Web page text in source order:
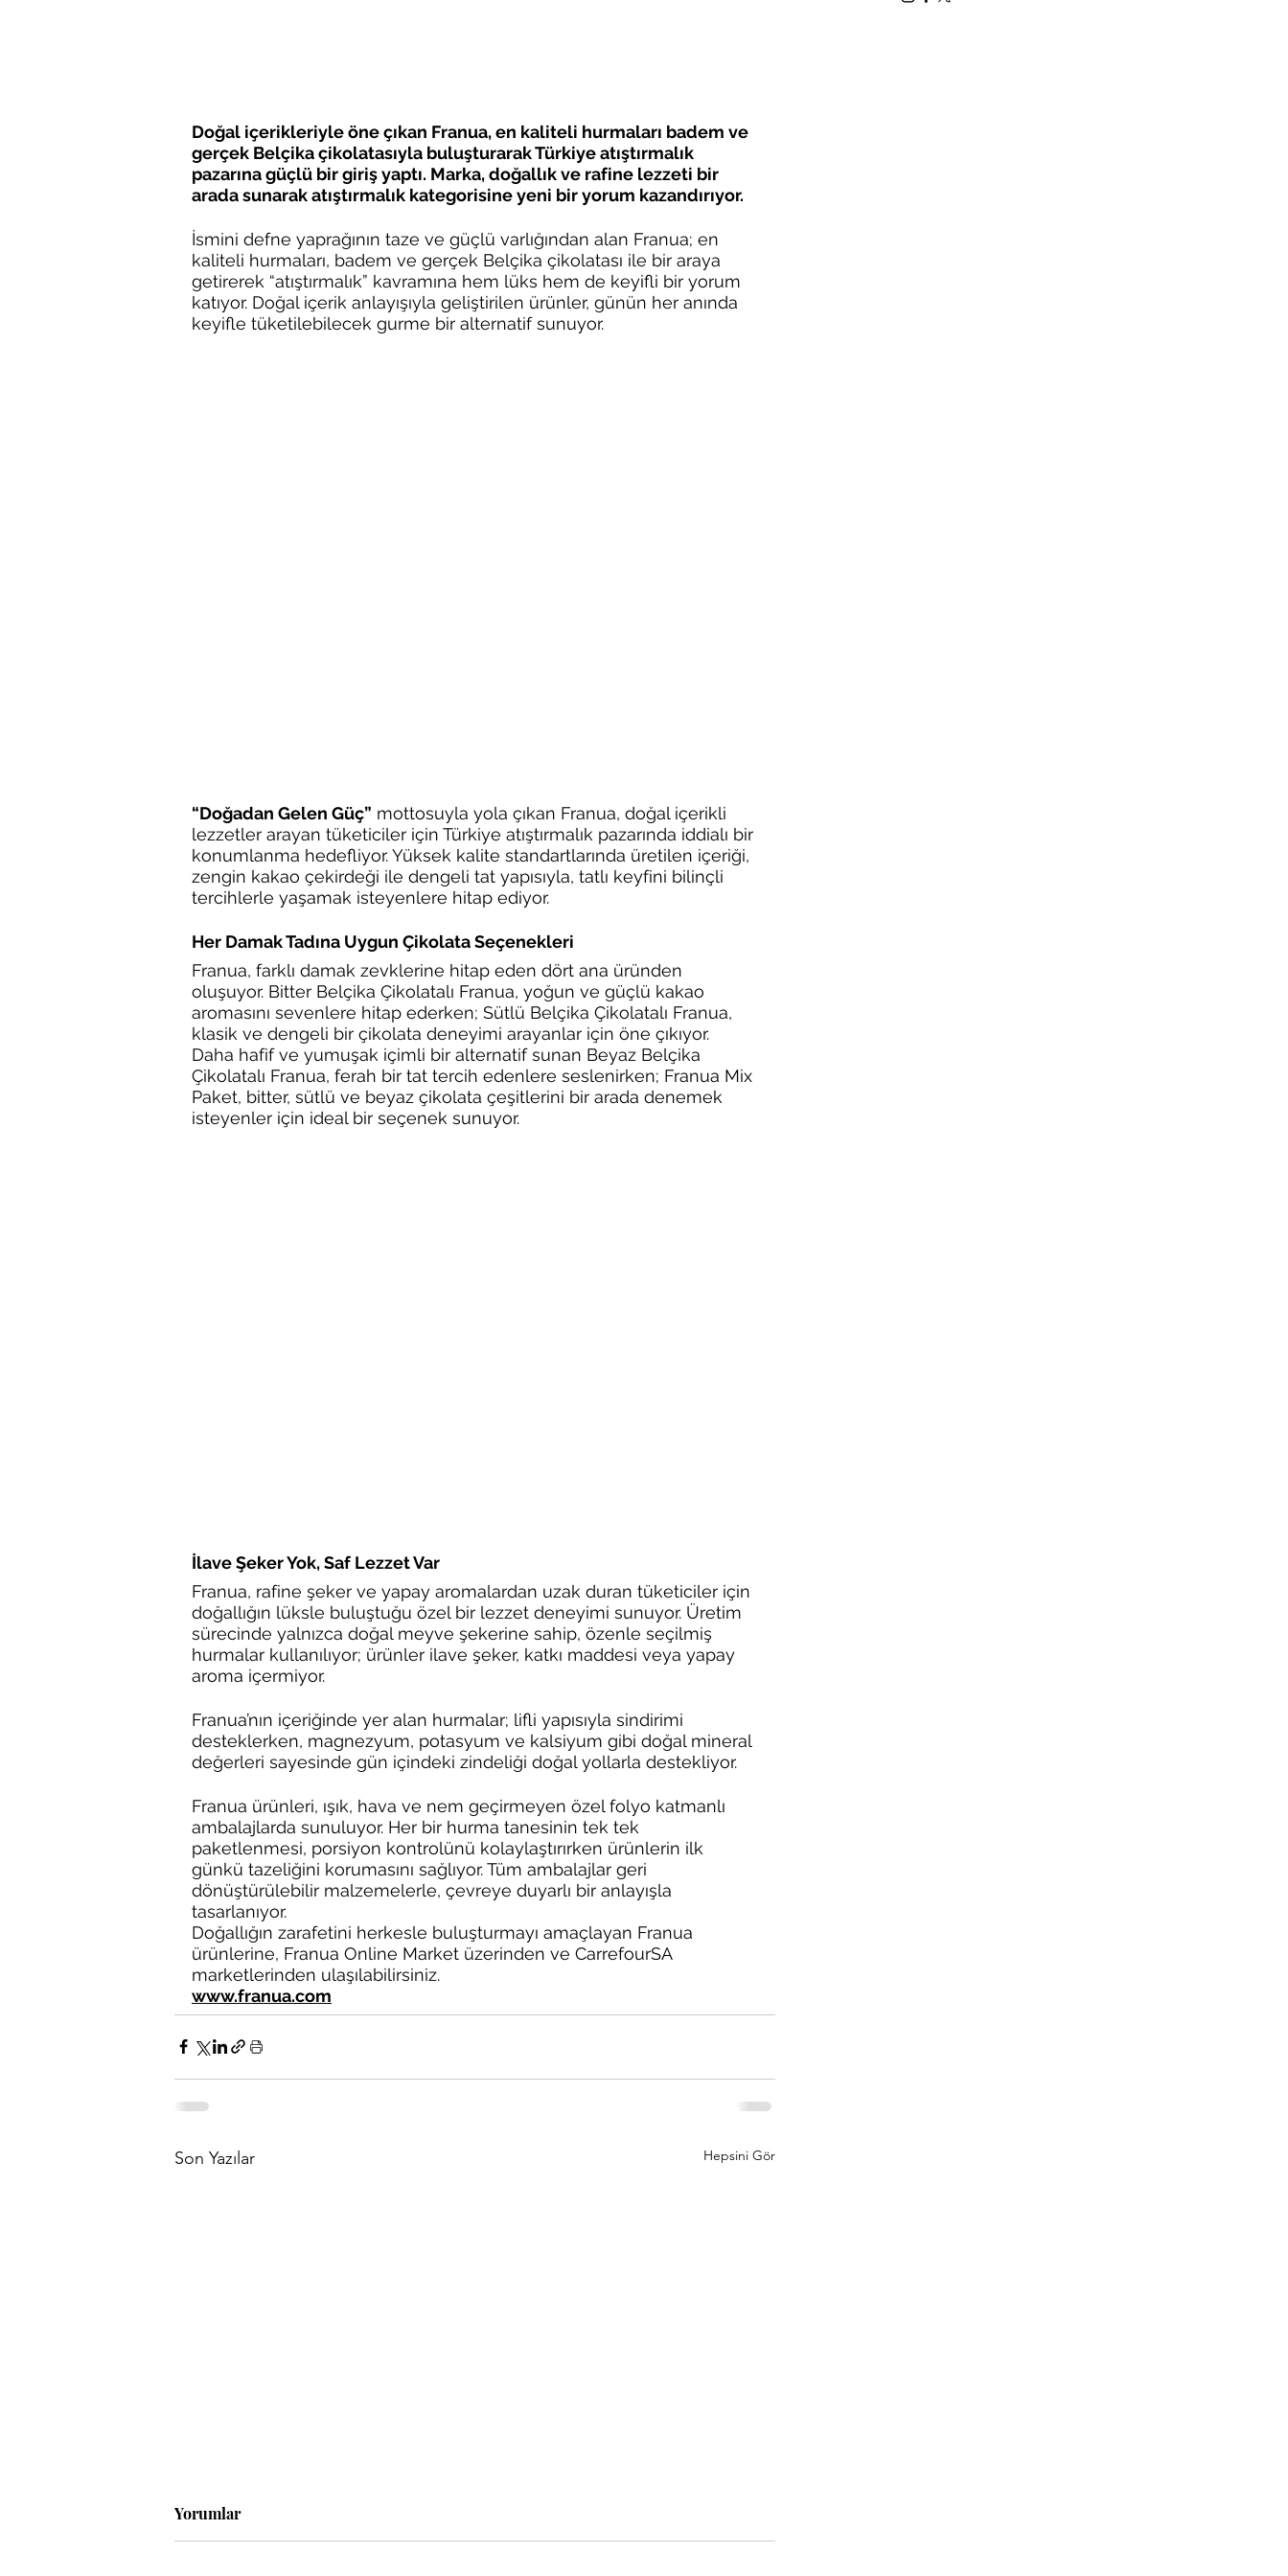
Doğal içerikleriyle öne çıkan Franua, en kaliteli hurmaları badem ve
gerçek Belçika çikolatasıyla buluşturarak Türkiye atıştırmalık
pazarına güçlü bir giriş yaptı. Marka, doğallık ve rafine lezzeti bir
arada sunarak atıştırmalık kategorisine yeni bir yorum kazandırıyor.
İsmini defne yaprağının taze ve güçlü varlığından alan Franua; en
kaliteli hurmaları, badem ve gerçek Belçika çikolatası ile bir araya
getirerek “atıştırmalık” kavramına hem lüks hem de keyifli bir yorum
katıyor. Doğal içerik anlayışıyla geliştirilen ürünler, günün her anında
keyifle tüketilebilecek gurme bir alternatif sunuyor.
“Doğadan Gelen Güç” mottosuyla yola çıkan Franua, doğal içerikli
lezzetler arayan tüketiciler için Türkiye atıştırmalık pazarında iddialı bir
konumlanma hedefliyor. Yüksek kalite standartlarında üretilen içeriği,
zengin kakao çekirdeği ile dengeli tat yapısıyla, tatlı keyfini bilinçli
tercihlerle yaşamak isteyenlere hitap ediyor.
Her Damak Tadına Uygun Çikolata Seçenekleri
Franua, farklı damak zevklerine hitap eden dört ana üründen
oluşuyor. Bitter Belçika Çikolatalı Franua, yoğun ve güçlü kakao
aromasını sevenlere hitap ederken; Sütlü Belçika Çikolatalı Franua,
klasik ve dengeli bir çikolata deneyimi arayanlar için öne çıkıyor.
Daha hafif ve yumuşak içimli bir alternatif sunan Beyaz Belçika
Çikolatalı Franua, ferah bir tat tercih edenlere seslenirken; Franua Mix
Paket, bitter, sütlü ve beyaz çikolata çeşitlerini bir arada denemek
isteyenler için ideal bir seçenek sunuyor.
İlave Şeker Yok, Saf Lezzet Var
Franua, rafine şeker ve yapay aromalardan uzak duran tüketiciler için
doğallığın lüksle buluştuğu özel bir lezzet deneyimi sunuyor. Üretim
sürecinde yalnızca doğal meyve şekerine sahip, özenle seçilmiş
hurmalar kullanılıyor; ürünler ilave şeker, katkı maddesi veya yapay
aroma içermiyor.
Franua’nın içeriğinde yer alan hurmalar; lifli yapısıyla sindirimi
desteklerken, magnezyum, potasyum ve kalsiyum gibi doğal mineral
değerleri sayesinde gün içindeki zindeliği doğal yollarla destekliyor.
Franua ürünleri, ışık, hava ve nem geçirmeyen özel folyo katmanlı
ambalajlarda sunuluyor. Her bir hurma tanesinin tek tek
paketlenmesi, porsiyon kontrolünü kolaylaştırırken ürünlerin ilk
günkü tazeliğini korumasını sağlıyor. Tüm ambalajlar geri
dönüştürülebilir malzemelerle, çevreye duyarlı bir anlayışla
tasarlanıyor.
Doğallığın zarafetini herkesle buluşturmayı amaçlayan Franua
ürünlerine, Franua Online Market üzerinden ve CarrefourSA
marketlerinden ulaşılabilirsiniz.
www.franua.com
Son Yazılar Hepsini Gör
Yorumlar